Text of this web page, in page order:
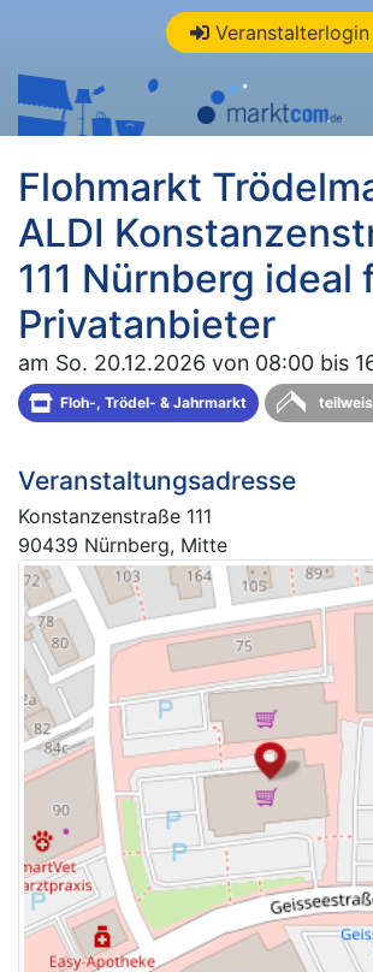
Flohmarkt
ALDI
111 Nürnberg ideal
Privatanbieter
am So. 20.12.2026 von 08:00 bis
Floh-, Trödel- & Jahrmarkt
Veranstaltungsadresse
Konstanzenstraße 111
90439 Nürnberg, Mitte